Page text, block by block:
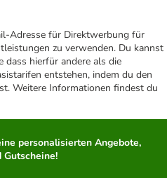
Adresse für Direktwerbung für
zu verwenden. Du kannst
dass hierfür andere als die
entstehen, indem du den
Weitere Informationen findest du
personalisierten Angebote,
Gutscheine!